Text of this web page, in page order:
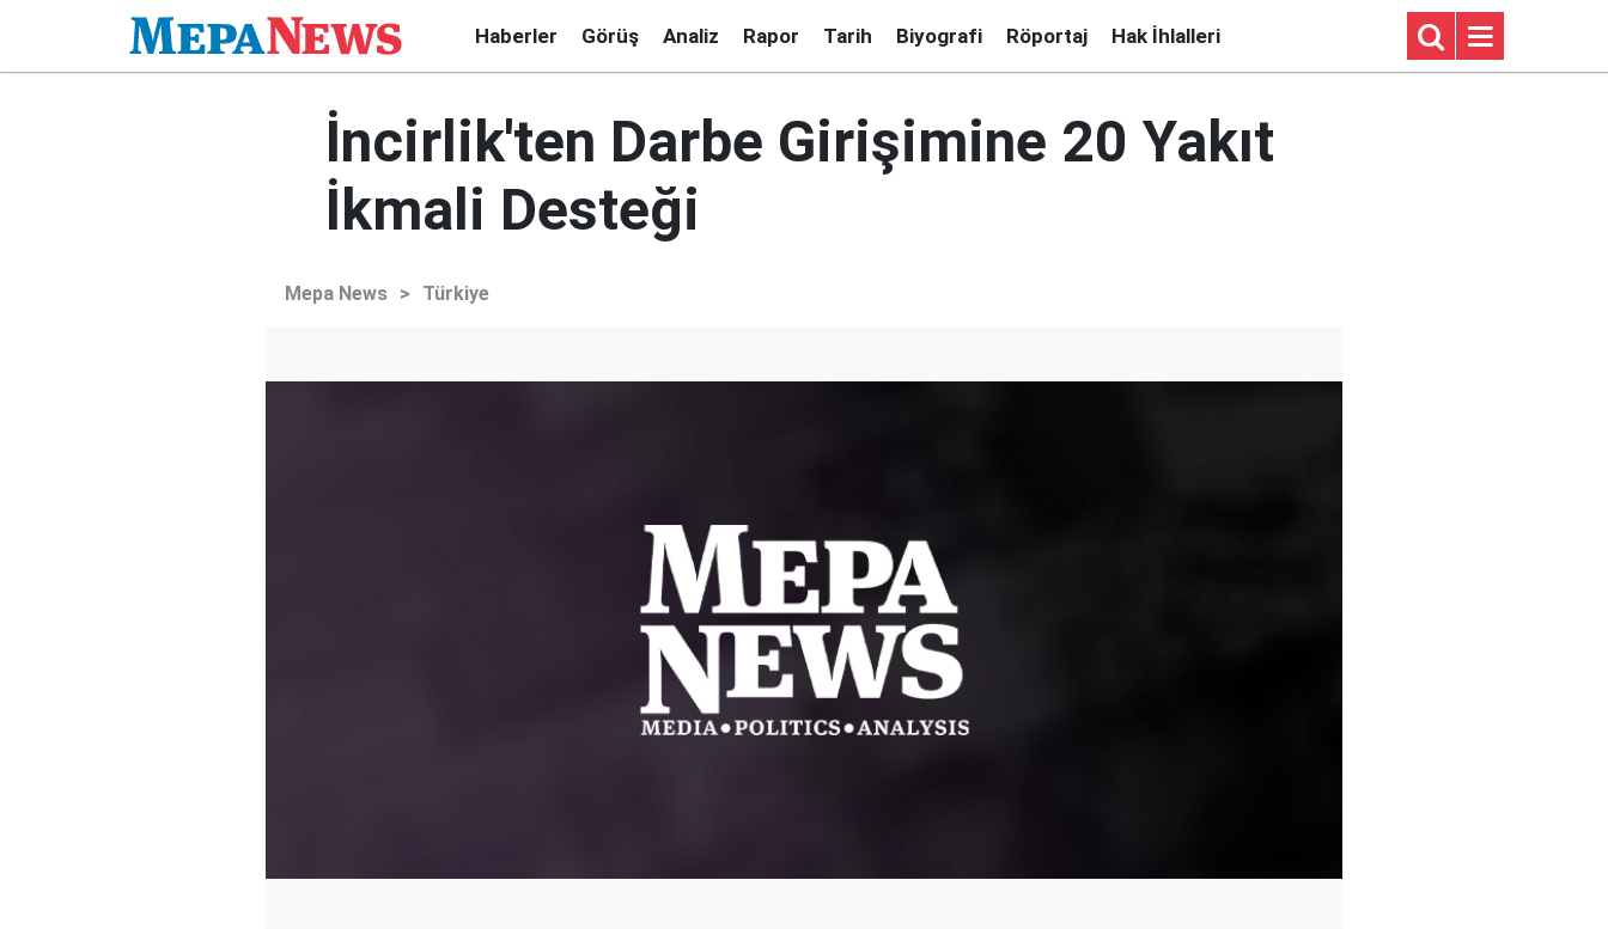
Haberler Görüş Analiz Rapor Tarih Biyografi Röportaj Hak İhlalleri
İncirlik'ten Darbe Girişimine 20 Yakıt
İkmali Desteği
Mepa News > Türkiye